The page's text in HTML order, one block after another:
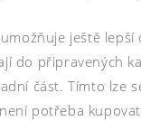
umožňuje ještě
do připravených
část. Tímto lze
potřeba